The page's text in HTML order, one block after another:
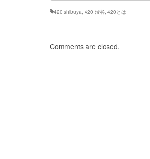
420 shibuya, 420 渋谷, 420とは
Comments are closed.